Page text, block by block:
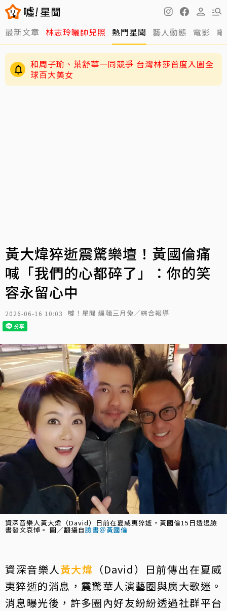
最新文章 林志玲曬帥兒照 熱門星聞 藝人動態 電影
和周子瑜、葉舒華一同競爭 台灣林莎首度入圍全
球百大美女
黃大煒猝逝震驚樂壇！黃國倫痛
喊「我們的心都碎了」：你的笑
容永留心中
2026-06-16 10:03 噓！星聞 編輯三月兔／綜合報導
資深音樂人黃大煒（David）日前在夏威夷猝逝，黃國倫15日透過臉
書發文哀悼。 圖／翻攝自臉書＠黃國倫
資深音樂人黃大煒 （David）日前傳出在夏威
夷猝逝的消息，震驚華人演藝圈與廣大歌迷。
消息曝光後，許多圈內好友紛紛透過社群平台